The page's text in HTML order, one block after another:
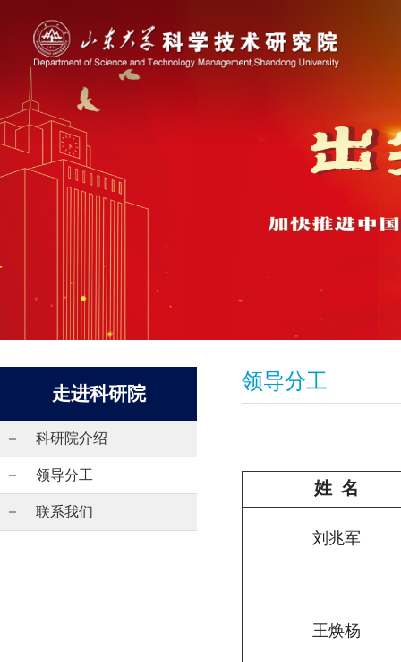
走进科研院
科研院介绍
领导分工
联系我们
领导分工
姓 名
刘兆军
王焕杨